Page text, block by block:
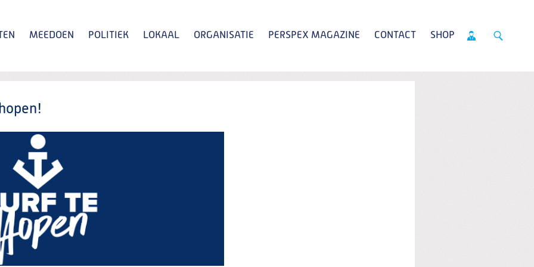
MEEDOEN POLITIEK LOKAAL ORGANISATIE PERSPEX MAGAZINE CONTACT SHOP